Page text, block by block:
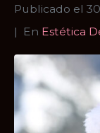
Publicado el
En Estética